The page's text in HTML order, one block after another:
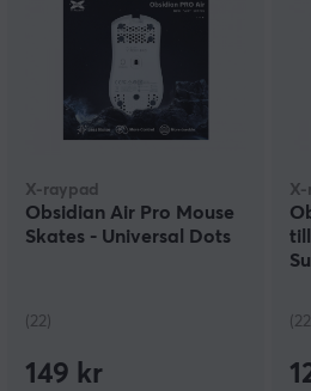
X-raypad
Obsidian Air Pro Mouse
Skates - Universal Dots
(22)
149 kr
X-
(22)